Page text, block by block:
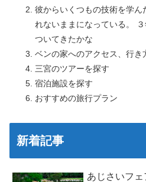
彼からいくつもの技術を学ん
れないままになっている。
ついてきたかな
ベンの家へのアクセス、行き
三宮のツアーを探す
宿泊施設を探す
おすすめの旅行プラン
新着記事
あじさいフ